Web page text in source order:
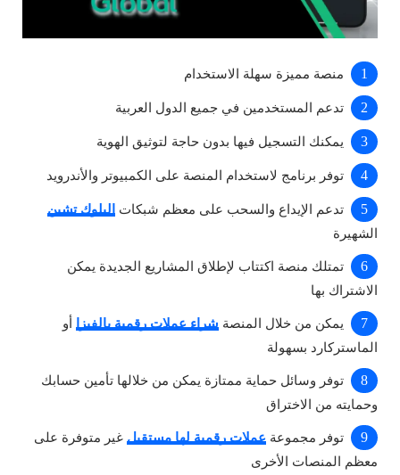
منصة مميزة سهلة الاستخدام
تدعم المستخدمين في جميع الدول العربية
يمكنك التسجيل فيها بدون حاجة لتوثيق الهوية
توفر برنامج لاستخدام المنصة على الكمبيوتر والأندرويد
تدعم الإيداع والسحب على معظم شبكات
البلوك تشين
الشهيرة
تمتلك منصة اكتتاب لإطلاق المشاريع الجديدة يمكن
الاشتراك بها
يمكن من خلال المنصة شراء عملات رقمية بالفيزا
أو
الماستركارد بسهولة
توفر وسائل حماية ممتازة يمكن من خلالها تأمين حسابك
وحمايته من الاختراق
توفر مجموعة عملات رقمية لها مستقبل غير متوفرة على
معظم المنصات الأخرى